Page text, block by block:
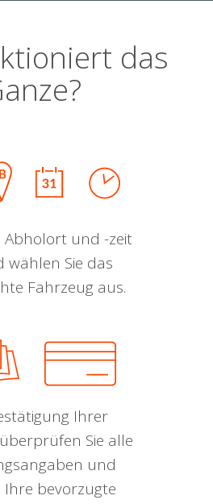
das
Abholort und -zeit
wählen Sie das
Fahrzeug aus.
Ihrer
Sie alle
und
bevorzugte